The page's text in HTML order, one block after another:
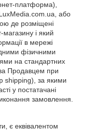
платформа),
або
де розміщені
і який
в мережі
фізичними
на стандартних
Продавцем при
shipping), за якими
у постатачані
замовлення.
є еквівалентом